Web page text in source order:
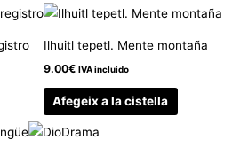
Ilhuitl tepetl. Mente montaña
9.00€ IVA incluido
Afegeix a la cistella